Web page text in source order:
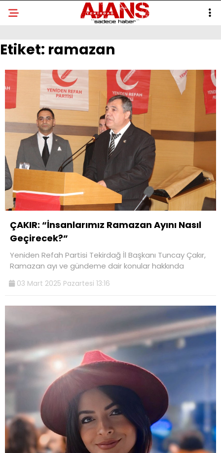
Etiket: ramazan
ÇAKIR: “İnsanlarımız Ramazan Ayını Nasıl
Geçirecek?”
Yeniden Refah Partisi Tekirdağ İl Başkanı Tuncay Çakır,
Ramazan ayı ve gündeme dair konular hakkında
03 Mart 2025 Pazartesi 13:16